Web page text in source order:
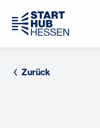
Zurück